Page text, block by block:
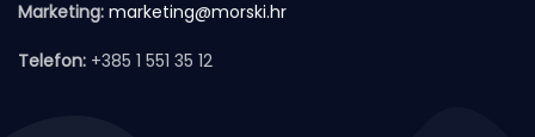
Marketing: marketing@morski.hr
Telefon: +385 1 551 35 12